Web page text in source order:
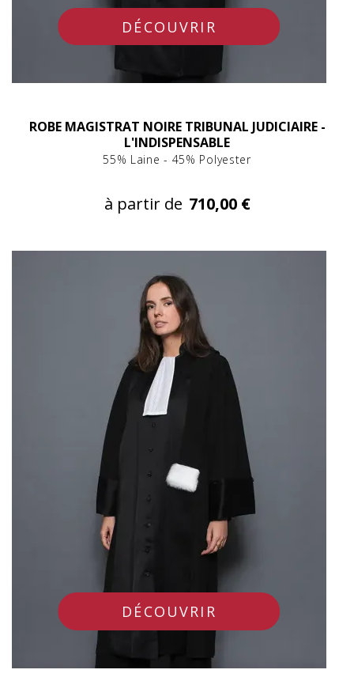
DÉCOUVRIR
ROBE MAGISTRAT NOIRE TRIBUNAL JUDICIAIRE -
L'INDISPENSABLE
55% Laine - 45% Polyester
à partir de 710,00 €
DÉCOUVRIR